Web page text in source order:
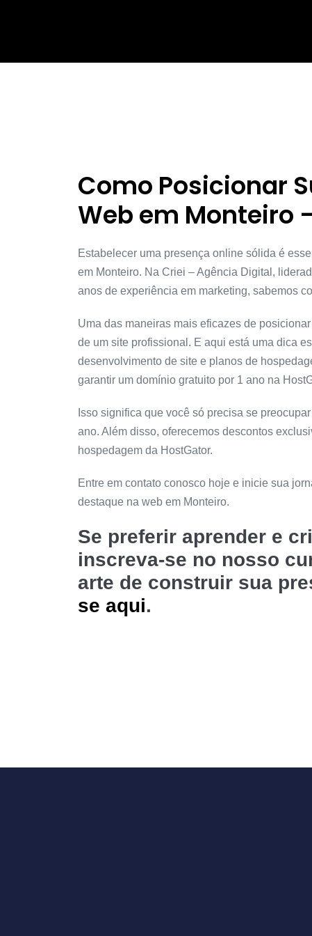
Como Posicionar
Web em Monteiro
Estabelecer uma presença online sólida é
em Monteiro. Na Criei – Agência Digital,
anos de experiência em marketing, sabemos
Uma das maneiras mais eficazes de
de um site profissional. E aqui está uma dica
desenvolvimento de site e planos de
garantir um domínio gratuito por 1 ano na
Isso significa que você só precisa se
ano. Além disso, oferecemos descontos
hospedagem da HostGator.
Entre em contato conosco hoje e inicie sua
destaque na web em Monteiro.
Se preferir aprender e
inscreva-se no nosso
arte de construir sua
se aqui.